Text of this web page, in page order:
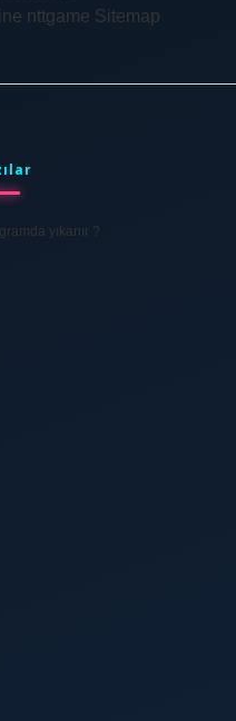
nttgame Sitemap
yıkanır ?